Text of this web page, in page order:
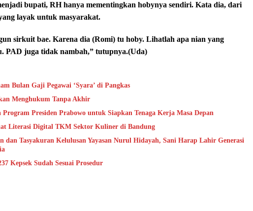
bupati, RH hanya mementingkan hobynya sendiri. Kata dia, dari
layak untuk masyarakat.
sirkuit bae. Karena dia (Romi) tu hoby. Lihatlah apa nian yang
PAD juga tidak nambah,” tutupnya.(Uda)
Bulan Gaji Pegawai ‘Syara’ di Pangkas
Menghukum Tanpa Akhir
Program Presiden Prabowo untuk Siapkan Tenaga Kerja Masa Depan
Literasi Digital TKM Sektor Kuliner di Bandung
dan Tasyakuran Kelulusan Yayasan Nurul Hidayah, Sani Harap Lahir Generasi
Kepsek Sudah Sesuai Prosedur